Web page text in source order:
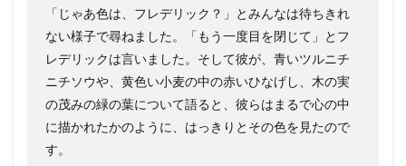
「じゃあ色は、フレデリック？」とみんなは待ちきれ
ない様子で尋ねました。「もう一度目を閉じて」とフ
レデリックは言いました。そして彼が、青いツルニチ
ニチソウや、黄色い小麦の中の赤いひなげし、木の実
の茂みの緑の葉について語ると、彼らはまるで心の中
に描かれたかのように、はっきりとその色を見たので
す。